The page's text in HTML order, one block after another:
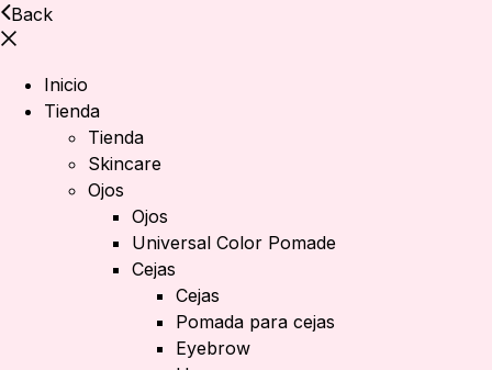
Back
Inicio
Tienda
Tienda
Skincare
Ojos
Ojos
Universal Color Pomade
Cejas
Cejas
Pomada para cejas
Eyebrow